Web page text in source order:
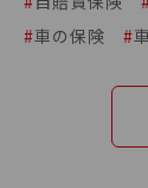
#車の保険 #